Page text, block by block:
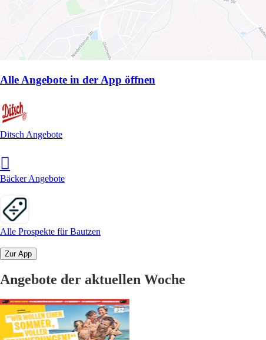
Alle Angebote in der App öffnen
Ditsch Angebote
Bäcker Angebote
Alle Prospekte für Bautzen
Zur App
Angebote der aktuellen Woche